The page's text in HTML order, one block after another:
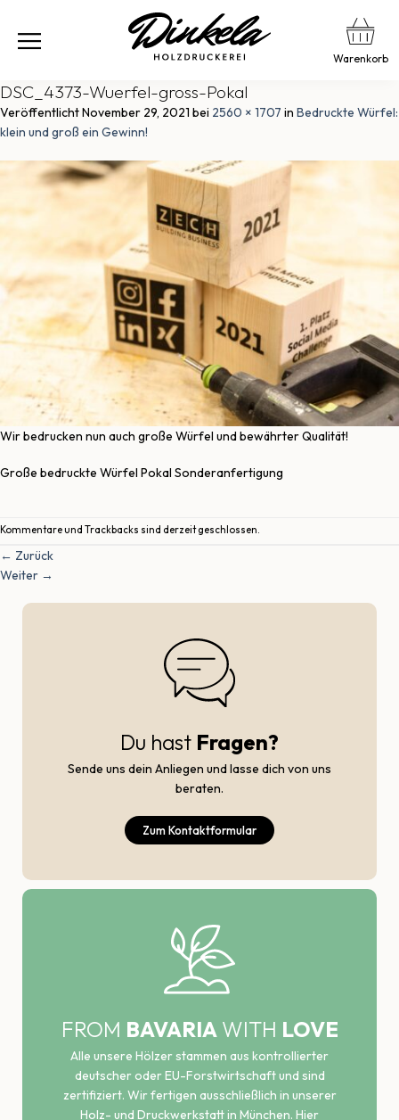
Warenkorb
DSC_4373-Wuerfel-gross-Pokal
VeröffentlichtNovember 29, 2021 bei 2560 × 1707 in Bedruckte Würfel:
klein und groß ein Gewinn!
Wir bedrucken nun auch große Würfel und bewährter Qualität!
Große bedruckte Würfel Pokal Sonderanfertigung
Kommentare und Trackbacks sind derzeit geschlossen.
← Zurück
Weiter →
Du hast Fragen?
Sende uns dein Anliegen und lasse dich von uns
beraten.
Zum Kontaktformular
FROM BAVARIAWITH LOVE
Alle unsere Hölzer stammen aus kontrollierter
deutscher oder EU-Forstwirtschaft und sind
zertifiziert. Wir fertigen ausschließlich in unserer
Holz- und Druckwerkstatt in München. Hier